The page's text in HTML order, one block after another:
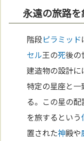
永遠の旅路
階段ピラミッド
セル王の死後の
建造物の設計に
特定の星座と
る。この星の
を旅するという
置された神殿や